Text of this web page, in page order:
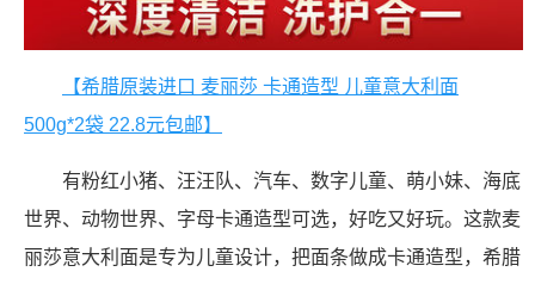
【希腊原装进口 麦丽莎 卡通造型 儿童意大利面
500g*2袋 22.8元包邮】
有粉红小猪、汪汪队、汽车、数字儿童、萌小妹、海底
世界、动物世界、字母卡通造型可选，好吃又好玩。这款麦
丽莎意大利面是专为儿童设计，把面条做成卡通造型，希腊